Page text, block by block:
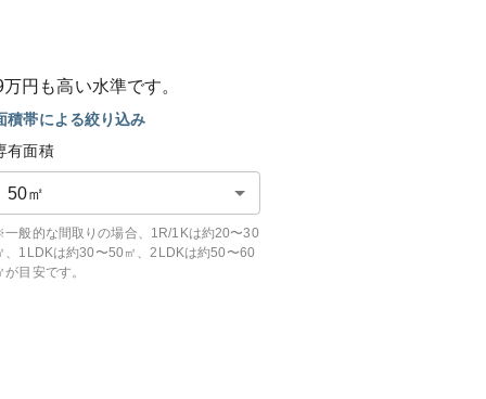
万円も高い水準です。
積帯による絞り込み
有面積
50㎡
般的な間取りの場合、1R/1Kは約20〜30
、1LDKは約30〜50㎡、2LDKは約50〜60
が目安です。